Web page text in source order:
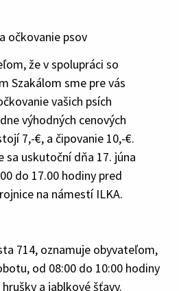
očkovanie psov
že v spolupráci so
Szakálom sme pre vás
vašich psích
výhodných cenových
7,-€, a čipovanie 10,-€.
sa uskutoční dňa 17. júna
do 17.00 hodiny pred
na námestí ILKA.
714, oznamuje obyvateľom,
od 08:00 do 10:00 hodiny
a jablkové šťavy.